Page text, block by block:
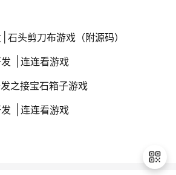
石头剪刀布游戏（附源码）
│连连看游戏
之接宝石箱子游戏
│连连看游戏